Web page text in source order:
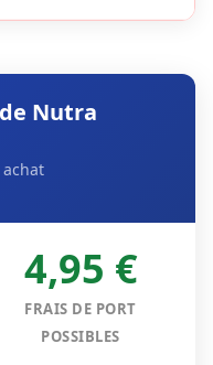
Nutra
4,95 €
FRAIS DE PORT
POSSIBLES